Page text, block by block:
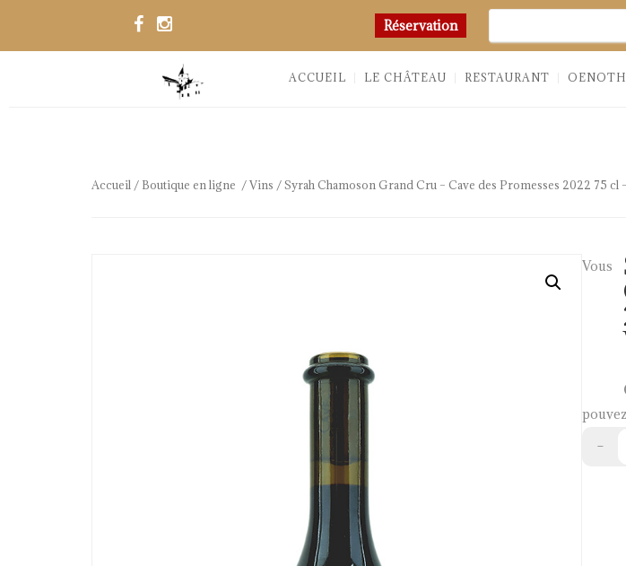
Réservation Chercher
ACCUEIL LE CHÂTEAU RESTAURANT
Accueil / Boutique en ligne /Vins / Syrah Chamoson Grand Cru – Cave des Promesses 2022 75 cl
Vous